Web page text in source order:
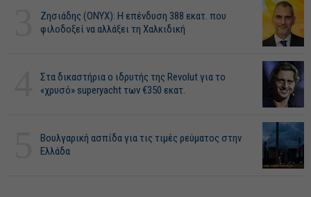
Ζησιάδης (ONYX): Η επένδυση 388 εκατ. που
φιλοδοξεί να αλλάξει τη Χαλκιδική
Στα δικαστήρια ο ιδρυτής της Revolut για το
«χρυσό» superyacht των €350 εκατ.
Βουλγαρική ασπίδα για τις τιμές ρεύματος στην
Ελλάδα